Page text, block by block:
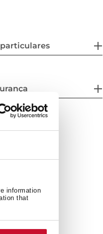
information
that